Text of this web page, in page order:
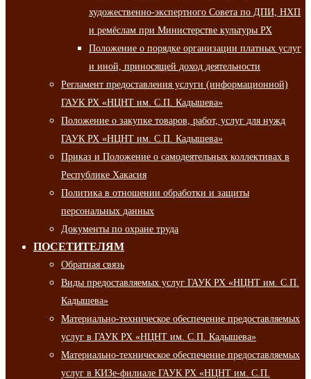
художественно-экспертного Совета по ДПИ, НХП
и ремёслам при Министерстве культуры РХ
Положение о порядке организации платных услуг
и иной, приносящей доход деятельности
Регламент предоставления услуги (информационной)
ГАУК РХ «НЦНТ им. С.П. Кадышева»
Положение о закупке товаров, работ, услуг для нужд
ГАУК РХ «НЦНТ им. С.П. Кадышева»
Приказ и Положение о самодеятельных коллективах в
Республике Хакасия
Политика в отношении обработки и защиты
персональных данных
Документы по охране труда
ПОСЕТИТЕЛЯМ
Обратная связь
Виды предоставляемых услуг ГАУК РХ «НЦНТ им. С.П.
Кадышева»
Материально-техническое обеспечение предоставляемых
услуг в ГАУК РХ «НЦНТ им. С.П. Кадышева»
Материально-техническое обеспечение предоставляемых
услуг в КИЗе-филиале ГАУК РХ «НЦНТ им. С.П.